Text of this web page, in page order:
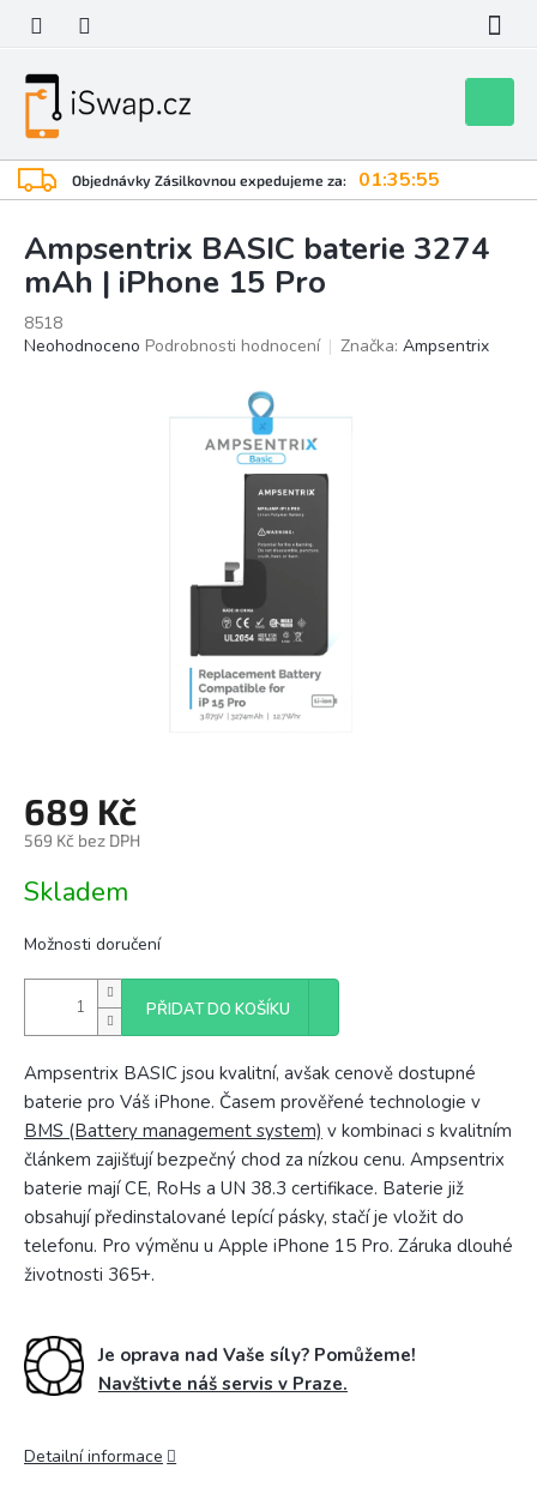
obsah
Objednávky Zásilkovnou expedujeme za: 01:35:54
košík
Ampsentrix BASIC baterie 3274
mAh | iPhone 15 Pro
8518
Průměrné
Neohodnoceno Podrobnosti hodnocení Značka: Ampsentrix
689 Kč
569 Kč bez DPH
cena:
Skladem
Možnosti doručení
PŘIDAT DO KOŠÍKU
Ampsentrix BASIC jsou kvalitní, avšak cenově dostupné
baterie pro Váš iPhone. Časem prověřené technologie v
BMS (Battery management system) v kombinaci s kvalitním
článkem zajišťují bezpečný chod za nízkou cenu. Ampsentrix
baterie mají CE, RoHs a UN 38.3 certifikace. Baterie již
obsahují předinstalované lepící pásky, stačí je vložit do
telefonu. Pro výměnu u Apple iPhone 15 Pro. Záruka dlouhé
životnosti 365+.
Je oprava nad Vaše síly? Pomůžeme!
Navštivte náš servis v Praze.
Detailní informace